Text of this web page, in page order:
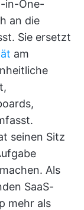
in-One-
an die
Sie ersetzt
am
seinen Sitz
Als
SaaS-
mehr als